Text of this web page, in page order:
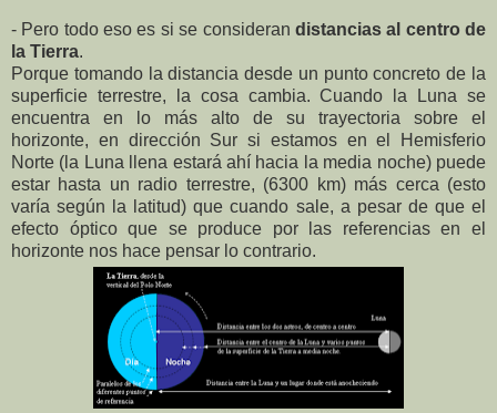
- Pero todo eso es si se consideran distancias al centro de
la Tierra.
Porque tomando la distancia desde un punto concreto de la
superficie terrestre, la cosa cambia. Cuando
la Luna se
encuentra en lo más alto de su trayectoria sobre el
horizonte, en dirección Sur si estamos en el Hemisferio
Norte ( la Luna llena estará ahí hacia la media noche) puede
estar hasta un radio terrestre, (6300 km)más cerca (esto
varía según la latitud) que cuando sale, a pesar de que el
efecto óptico que se produce por las referencias en el
horizonte nos hace pensar lo contrario.